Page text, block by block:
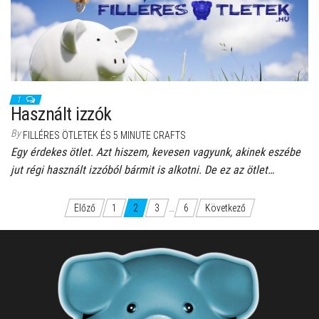
1
Használt izzók
By FILLÉRES ÖTLETEK ÉS 5 MINUTE CRAFTS
Egy érdekes ötlet. Azt hiszem, kevesen vagyunk, akinek eszébe
jut régi használt izzóból bármit is alkotni. De ez az ötlet…
Bejegyzések
lapozása
Előző 1 2 3 … 6 Következő